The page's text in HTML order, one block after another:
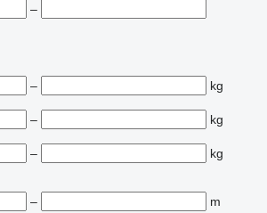
–
–
kg
–
kg
–
kg
–
m